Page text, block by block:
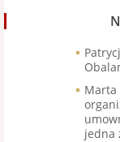
Marta
jedna